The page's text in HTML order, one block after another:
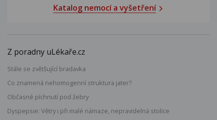
Katalog nemocí a vyšetření
Z poradny uLékaře.cz
Stále se zvětšující bradavka
Co znamená nehomogenní struktura jater?
Občasné píchnutí pod žebry
Dyspepsie: Větry i při malé námaze, nepravidelná stolice